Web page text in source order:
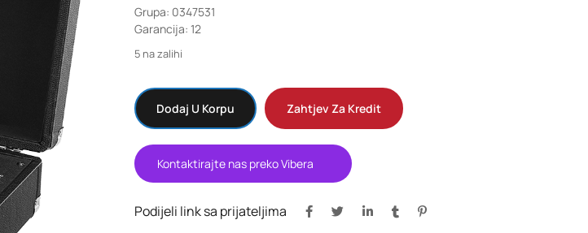
Grupa: 0347531
Garancija: 12
5 na zalihi
Dodaj U Korpu Zahtjev Za Kredit
Kontaktirajte nas preko Vibera
Podijeli link sa prijateljima